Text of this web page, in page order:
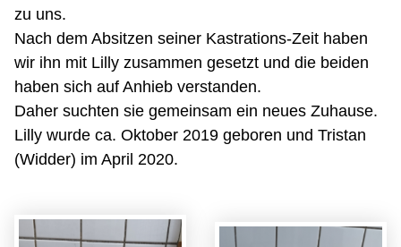
zu uns.
Nach dem Absitzen seiner Kastrations-Zeit haben
wir ihn mit Lilly zusammen gesetzt und die beiden
haben sich auf Anhieb verstanden.
Daher suchten sie gemeinsam ein neues Zuhause.
Lilly wurde ca. Oktober 2019 geboren und Tristan
(Widder) im April 2020.